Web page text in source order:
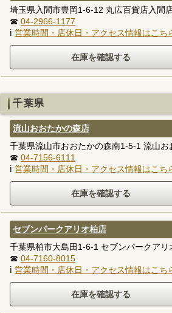
埼玉県入間市豊岡1-6-12 丸広百貨店入間
☎ 04-2966-1177
ℹ 営業時間・店休日・アクセス情報はこち
千葉県
流山おおたかの森店
千葉県流山市おおたかの森南1-5-1 流山お
☎ 04-7156-6111
ℹ 営業時間・店休日・アクセス情報はこち
セブンパークアリオ柏店
千葉県柏市大島田1-6-1 セブンパークアリ
☎ 04-7160-8015
ℹ 営業時間・店休日・アクセス情報はこち